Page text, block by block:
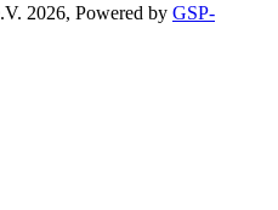
2026, Powered by GSP-